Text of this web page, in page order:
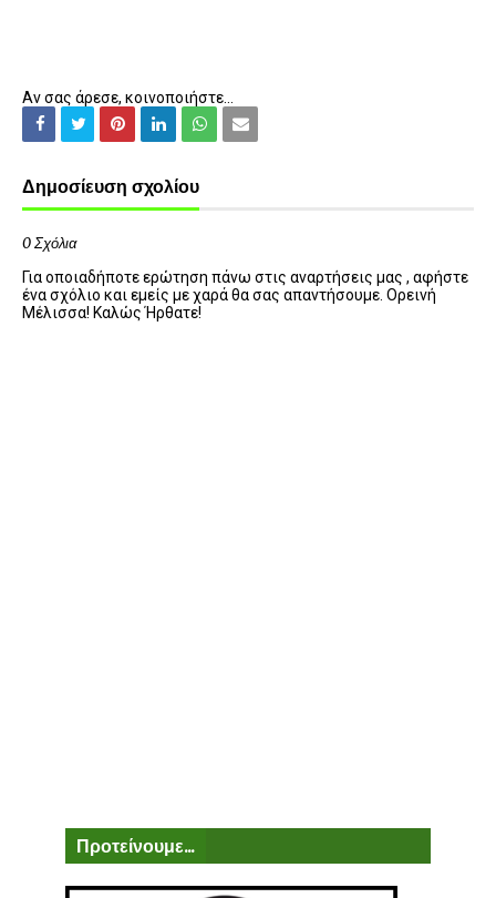
Αν σας άρεσε, κοινοποιήστε...
Δημοσίευση σχολίου
0 Σχόλια
Για οποιαδήποτε ερώτηση πάνω στις αναρτήσεις μας , αφήστε
ένα σχόλιο και εμείς με χαρά θα σας απαντήσουμε. Ορεινή
Μέλισσα! Καλώς Ήρθατε!
Προτείνουμε...